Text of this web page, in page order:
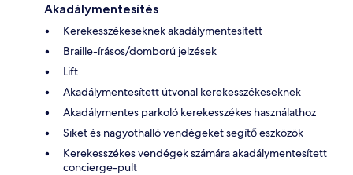
Akadálymentesítés
Kerekesszékeseknek akadálymentesített
Braille-írásos/domború jelzések
Lift
Akadálymentesített útvonal kerekesszékeseknek
Akadálymentes parkoló kerekesszékes használathoz
Siket és nagyothalló vendégeket segítő eszközök
Kerekesszékes vendégek számára akadálymentesített
concierge-pult